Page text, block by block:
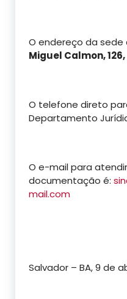
O endereço da sede
Miguel Calmon,
O telefone direto
Departamento
O e-mail para
documentação é:
mail.com
Salvador – BA, 9 de